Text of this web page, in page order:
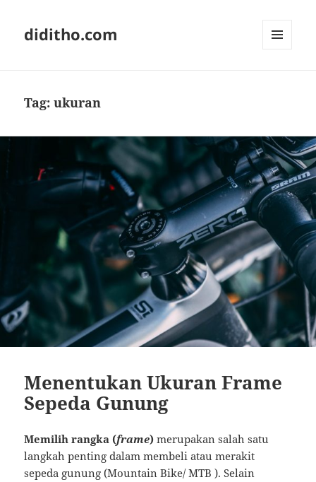
diditho.com
Tag:ukuran
Menentukan Ukuran Frame
Sepeda Gunung
Memilih rangka (frame)merupakan salah satu
langkah penting dalam membeli atau merakit
sepeda gunung (Mountain Bike/ MTB ). Selain